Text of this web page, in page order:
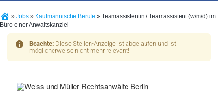
» Jobs » Kaufmännische Berufe » Teamassistentin / Teamassistent (w/m/d) im
Büro einer Anwaltskanzlei
Beachte: Diese Stellen-Anzeige ist abgelaufen und ist
möglicherweise nicht mehr relevant!